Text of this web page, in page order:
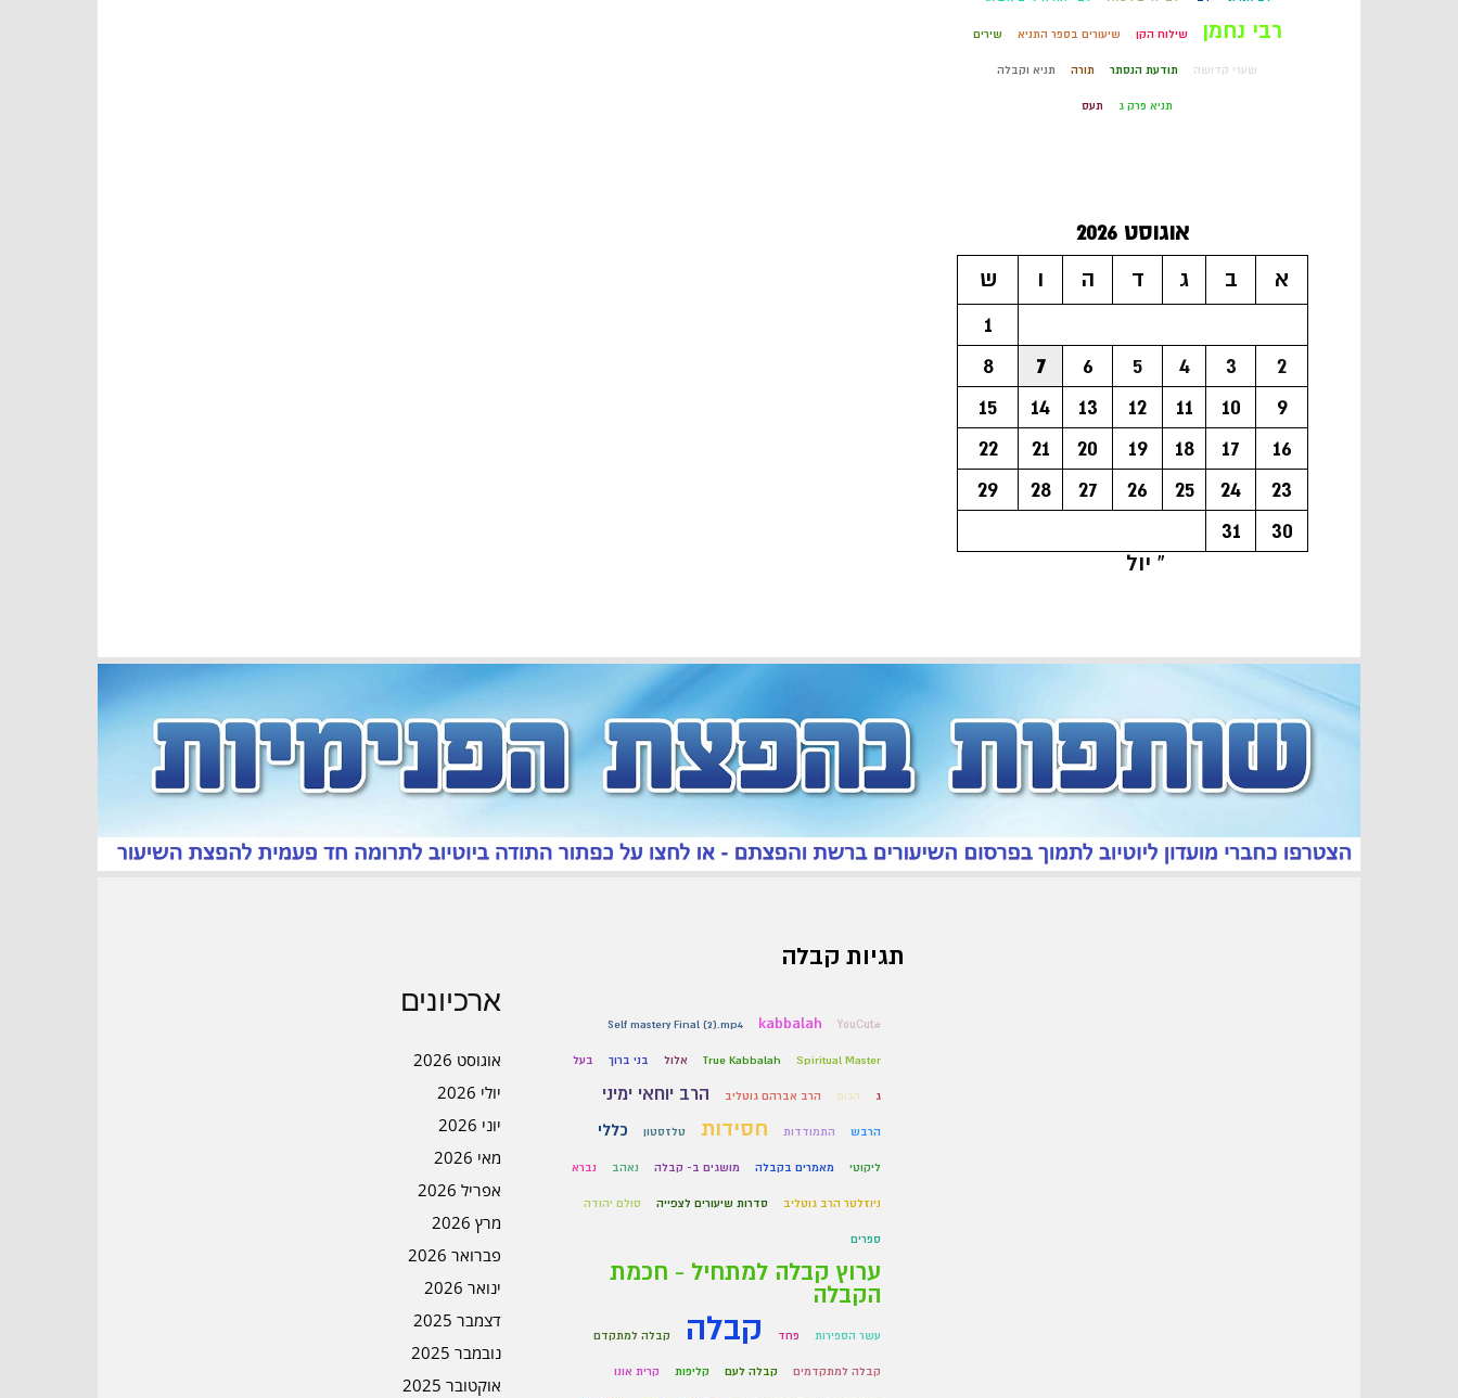
רבי נחמן שילוח הקן שיעורים בספר התניא שירים
שערי קדושה תודעת הנסתר תורה תניא וקבלה
תניא פרק ג תעס
אוגוסט 2026
א
ב ג ד ה ו
ש
1
2
3
4
5
6
7
8
9
10
11
12
13
14
15
16
17
18
19
20
21
22
23
24
25
26
27
28
29
30
31
« יול
ארכיונים
אוגוסט 2026
יולי 2026
יוני 2026
מאי 2026
אפריל 2026
מרץ 2026
פברואר 2026
ינואר 2026
דצמבר 2025
נובמבר 2025
אוקטובר 2025
תגיות קבלה
#YouCut
kabbalah
Self mastery Final (2).mp4
Spiritual Master
True Kabbalah אלול בני ברוך בעל
ג הגות הרב אברהם גוטליב הרב יוחאי ימיני
הרבש התמודדות חסידות טלזסטון כללי
ליקוטי מאמרים בקבלה מושגים ב- קבלה נאהב נברא
ניוזלטר הרב גוטליב סדרות שיעורים לצפייה סולם יהודה
ספרים
ערוץ קבלה למתחיל - חכמת
הקבלה
עשר הספירות פחד קבלה קבלה למתקדם
קבלה למתקדמים קבלה לעם קליפות קרית אונו